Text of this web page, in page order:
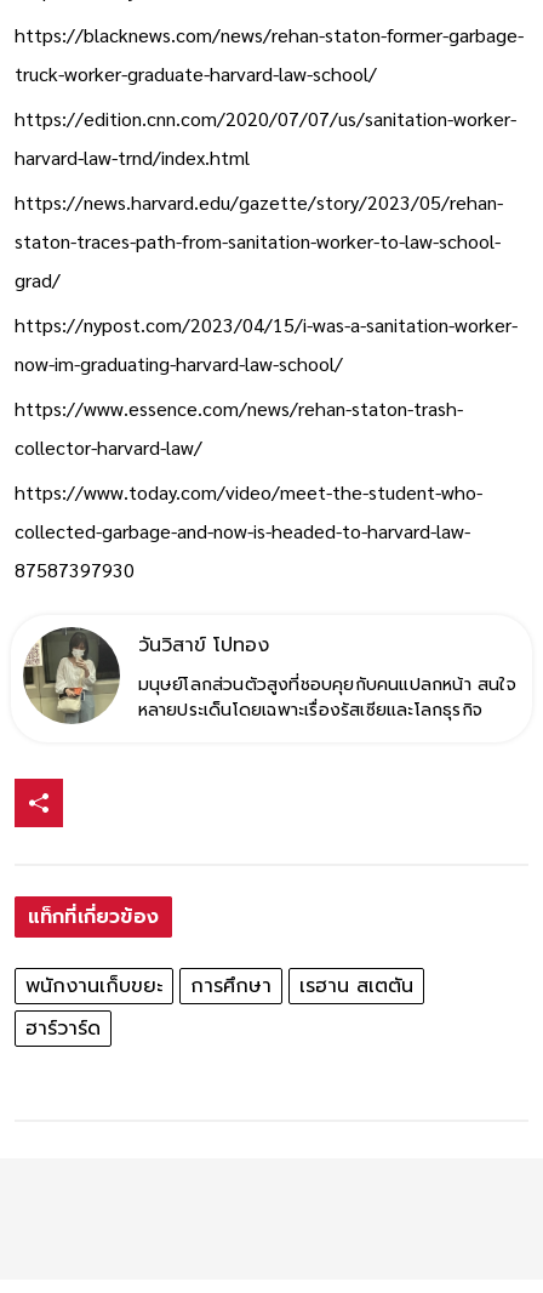
https://blacknews.com/news/rehan-staton-former-garbage-
truck-worker-graduate-harvard-law-school/
https://edition.cnn.com/2020/07/07/us/sanitation-worker-
harvard-law-trnd/index.html
https://news.harvard.edu/gazette/story/2023/05/rehan-
staton-traces-path-from-sanitation-worker-to-law-school-
grad/
https://nypost.com/2023/04/15/i-was-a-sanitation-worker-
now-im-graduating-harvard-law-school/
https://www.essence.com/news/rehan-staton-trash-
collector-harvard-law/
https://www.today.com/video/meet-the-student-who-
collected-garbage-and-now-is-headed-to-harvard-law-
87587397930
วันวิสาข์ โปทอง
มนุษย์โลกส่วนตัวสูงที่ชอบคุยกับคนแปลกหน้า สนใจ
หลายประเด็นโดยเฉพาะเรื่องรัสเซียและโลกธุรกิจ
แท็กที่เกี่ยวข้อง
พนักงานเก็บขยะ การศึกษา
เรฮาน สเตตัน
ฮาร์วาร์ด